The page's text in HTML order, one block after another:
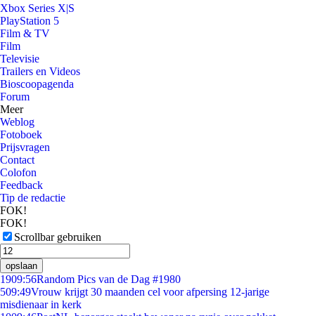
Xbox Series X|S
PlayStation 5
Film & TV
Film
Televisie
Trailers en Videos
Bioscoopagenda
Forum
Meer
Weblog
Fotoboek
Prijsvragen
Contact
Colofon
Feedback
Tip de redactie
FOK!
FOK!
Scrollbar gebruiken
opslaan
1909:56Random Pics van de Dag #1980
509:49Vrouw krijgt 30 maanden cel voor afpersing 12-jarige
misdienaar in kerk